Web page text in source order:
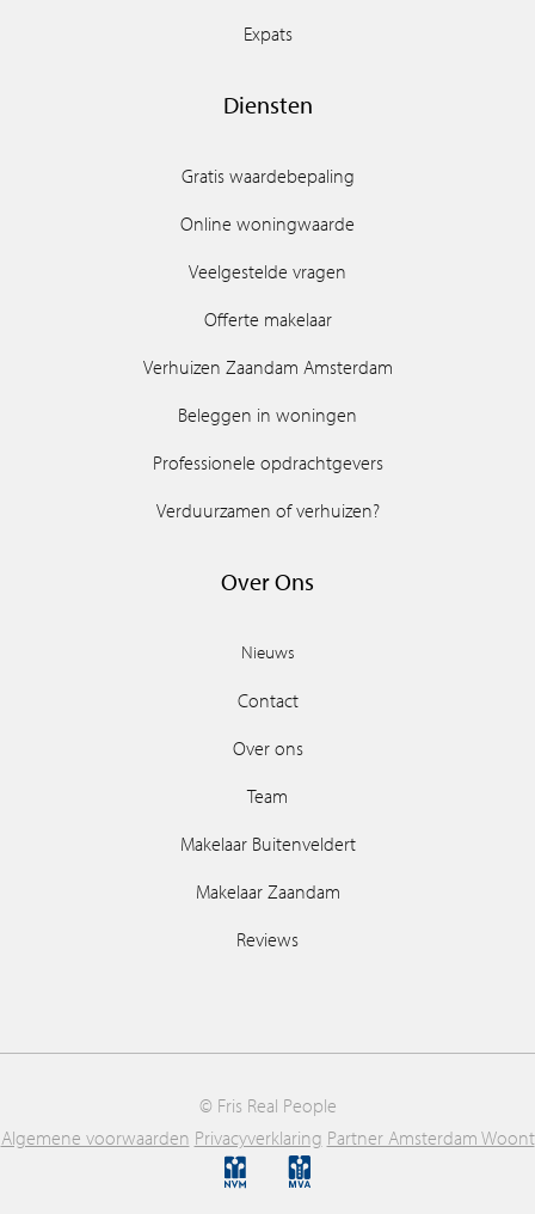
Expats
Diensten
Gratis waardebepaling
Online woningwaarde
Veelgestelde vragen
Offerte makelaar
Verhuizen Zaandam Amsterdam
Beleggen in woningen
Professionele opdrachtgevers
Verduurzamen of verhuizen?
Over Ons
Nieuws
Contact
Over ons
Team
Makelaar Buitenveldert
Makelaar Zaandam
Reviews
© Fris Real People
Algemene voorwaarden Privacyverklaring Partner Amsterdam Woont